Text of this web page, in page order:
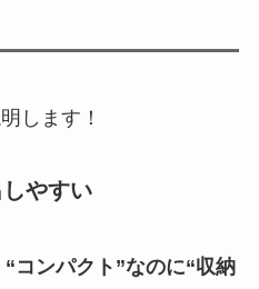
します！
やすい
“コンパクト”なのに“収納